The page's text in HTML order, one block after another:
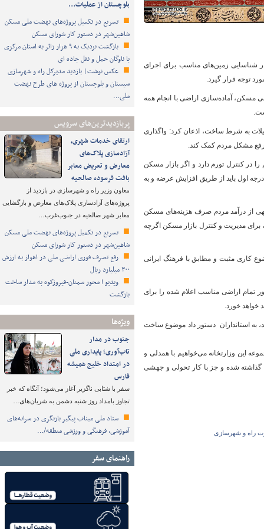
بلوچستان از عملیات…
تسریع در تکمیل پروژه‌های نهضت ملی مسکن
شاهین‌شهر در دستور کار شورای مسکن
بازگشت نزدیک به ۹ هزار زائر به استان مرکزی
با ناوگان حمل و نقل جاده ای
عکس نوشت| بازدید مدیرکل راه و شهرسازی
سیستان و بلوچستان از پروژه های طرح نهضت
ملی…
پربازدیدترین‌های سرویس
ارتقای خدمات شهری،
آزادسازی پلاک‌های
معارض و تعریض معابر
بافت فرسوده صالحیه
معاون وزیر راه و شهرسازی در بازدید از
پروژه‌های آزادسازی پلاک‌های معارض و بازگشایی
معابر شهر صالحیه در جنوب‌غرب…
تسریع در تکمیل پروژه‌های نهضت ملی مسکن
شاهین‌شهر در دستور کار شورای مسکن
رفع تصرف فوری اراضی ملی در اهواز به ارزش
۳۰۰ میلیارد ریال
ویدیو ا محور سمنان-فیروزکوه به مدار ساخت
بازگشت
ویژه‌ها
جنوب در مدار
تاب‌آوری؛ پایداری ملی
در امتداد خلیج همیشه
فارس
سفر با شتابی ناگزیر آغاز می‌شود؛ آنگاه که خبر
تجاوز بامداد روز شنبه دشمن به شریان‌های…
ستاد ملی میناب پیگیر بازنگری در سرانه‌های
آموزشی، فرهنگی و ورزشی منطقه/…
راهنمای سفر
شناسایی زمین‌های مناسب برای اجرای
توجه قرار گیرد.
مسکن،‌ آماده‌سازی اراضی با انجام همه
به شرط ساخت، اذعان کرد: واگذاری
رفع مشکل مردم کمک کند.
کنترل تورم دارد و اگر بازار مسکن
اول باید از طریق افزایش عرضه و به
از درآمد مردم صرف هزینه‌های مسکن
برای مدیریت و کنترل بازار مسکن اگرچه
کاری مثبت و مطابق با فرهنگ ایرانی
تمام اراضی مناسب اعلام شده را برای
خواهد خورد.
به استانداران دستور داد موضوع ساخت
این وزارتخانه می‌خواهیم با همدلی و
گذاشته شده و جز با کار تحولی و جهشی
راه و شهرسازی